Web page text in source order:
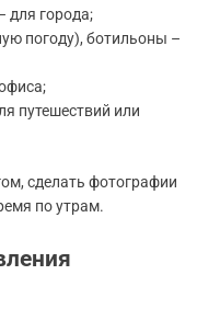
для города;
погоду), ботильоны –
путешествий или
сделать фотографии
по утрам.